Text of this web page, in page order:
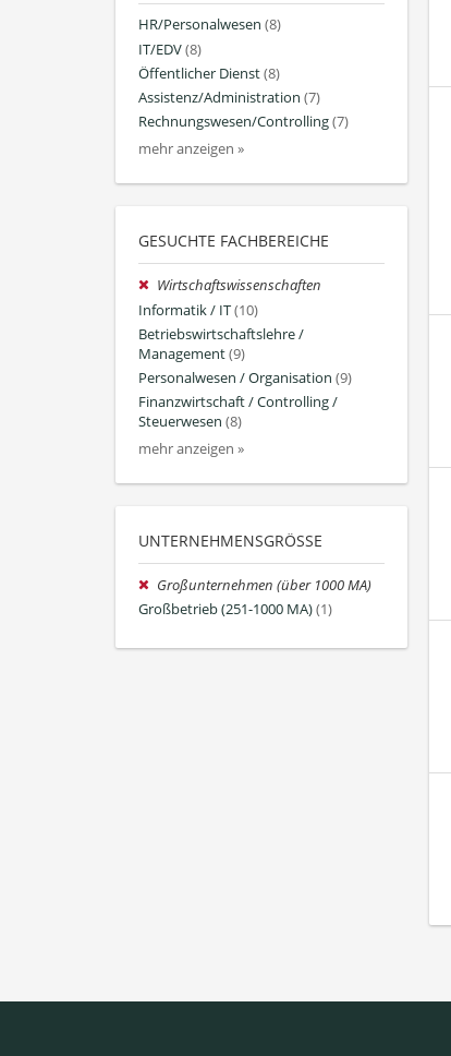
HR/Personalwesen (8)
IT/EDV(8)
Öffentlicher Dienst(8)
Assistenz/Administration (7)
Rechnungswesen/Controlling(7)
mehr anzeigen »
GESUCHTE FACHBEREICHE
Wirtschaftswissenschaften
Informatik / IT(10)
Betriebswirtschaftslehre /
Management(9)
Personalwesen / Organisation (9)
Finanzwirtschaft / Controlling /
Steuerwesen (8)
mehr anzeigen »
UNTERNEHMENSGRÖSSE
Großunternehmen (über 1000 MA)
Großbetrieb (251-1000 MA)(1)